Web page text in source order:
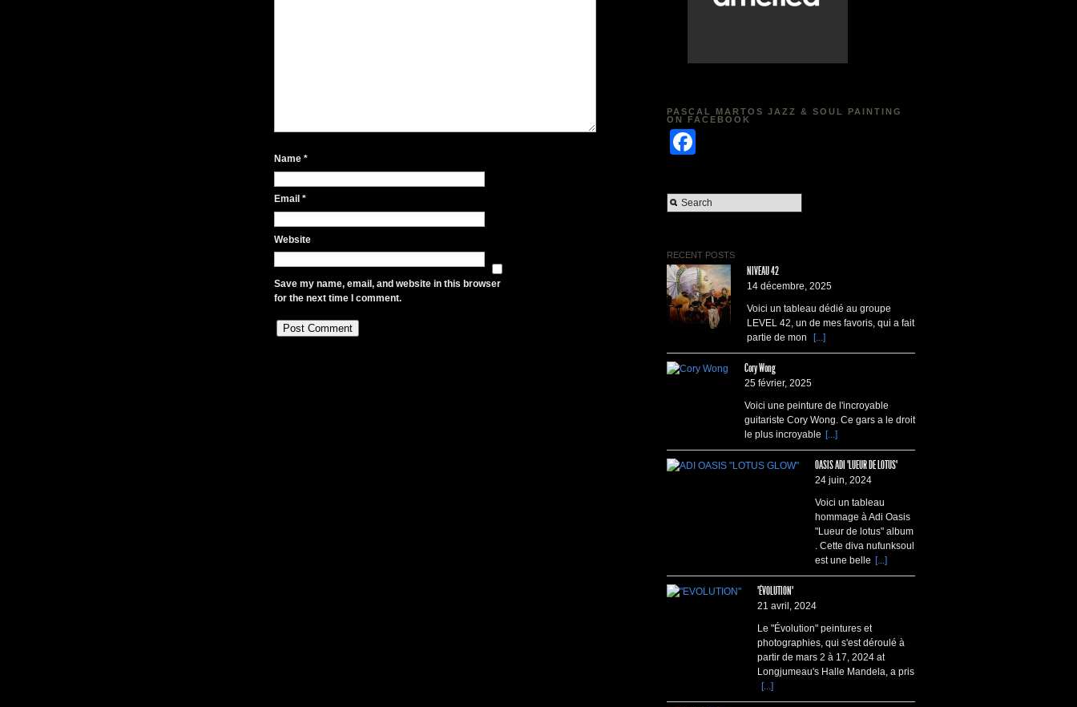
Name *
Email *
Website
Save my name, email, and website in this browser
for the next time I comment.
PASCAL MARTOS JAZZ & SOUL PAINTING
ON FACEBOOK
RECENT POSTS
NIVEAU 42
14 décembre, 2025
Voici un tableau dédié au groupe
LEVEL 42, un de mes favoris, qui a fait
partie de mon
[...]
Cory Wong
25 février, 2025
Voici une peinture de l'incroyable
guitariste Cory Wong. Ce gars a le droit
le plus incroyable [...]
OASIS ADI "LUEUR DE LOTUS"
24 juin, 2024
Voici un tableau
hommage à Adi Oasis
"Lueur de lotus" album
. Cette diva nufunksoul
est une belle [...]
"ÉVOLUTION"
21 avril, 2024
Le "Évolution" peintures et
photographies, qui s'est déroulé à
partir de mars 2 à 17, 2024 at
Longjumeau's Halle Mandela, a pris
[...]